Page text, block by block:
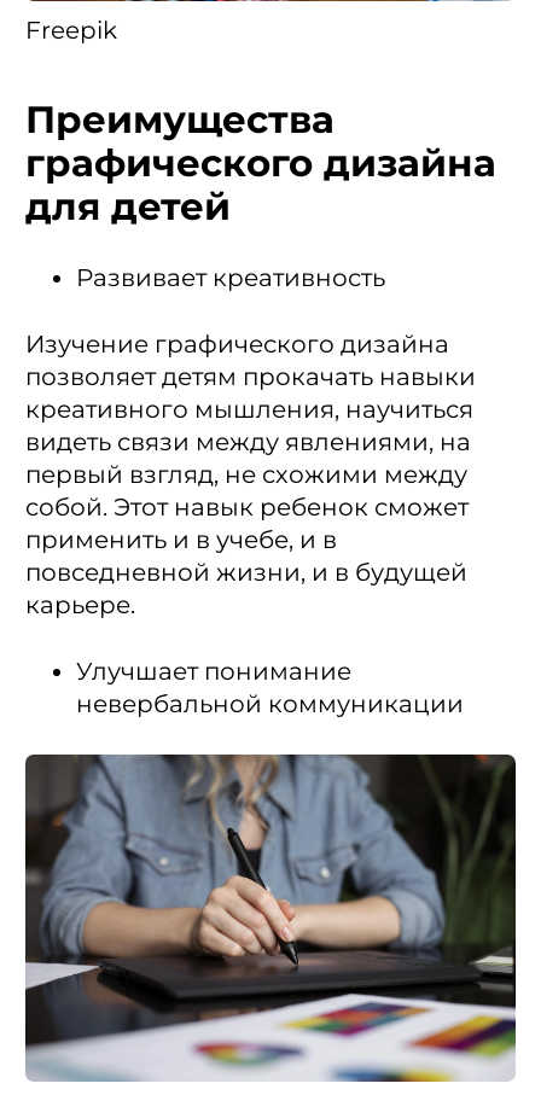
Freepik
Преимущества
графического дизайна
для детей
Развивает креативность
Изучение графического дизайна
позволяет детям прокачать навыки
креативного мышления, научиться
видеть связи между явлениями, на
первый взгляд, не схожими между
собой. Этот навык ребенок сможет
применить и в учебе, и в
повседневной жизни, и в будущей
карьере.
Улучшает понимание
невербальной коммуникации